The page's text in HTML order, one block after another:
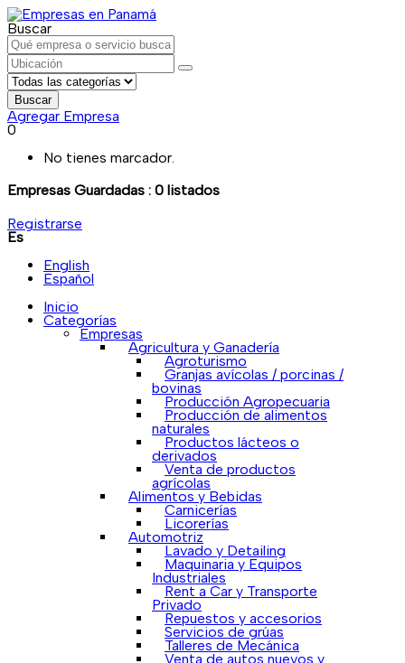
Buscar
Buscar
Agregar Empresa
0
No tienes marcador.
Empresas Guardadas : 0 listados
Registrarse
Es
English
Español
Inicio
Categorías
Empresas
Agricultura y Ganadería
Agroturismo
Granjas avícolas / porcinas /
bovinas
Producción Agropecuaria
Producción de alimentos
naturales
Productos lácteos o
derivados
Venta de productos
agrícolas
Alimentos y Bebidas
Carnicerías
Licorerías
Automotriz
Lavado y Detailing
Maquinaria y Equipos
Industriales
Rent a Car y Transporte
Privado
Repuestos y accesorios
Servicios de grúas
Talleres de Mecánica
Venta de autos nuevos y